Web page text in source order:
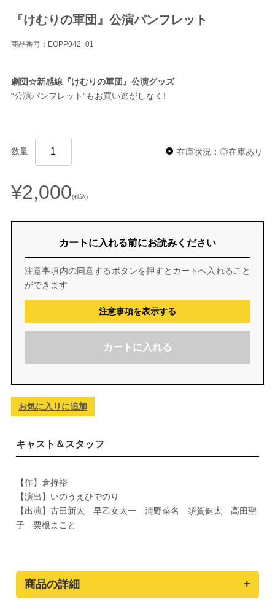
『けむりの軍団』公演パンフレット
商品番号：EOPP042_01
劇団☆新感線『けむりの軍団』公演グッズ
“公演パンフレット”もお買い逃がしなく!
数量 在庫状況：◎在庫あり
¥2,000(税込)
カートに入れる前にお読みください
注意事項内の同意するボタンを押すとカートへ入れること
ができます
注意事項を表示する
カートに入れる
お気に入りに追加
キャスト＆スタッフ
【作】倉持裕
【演出】いのうえひでのり
【出演】古田新太 早乙女太一 清野菜名 須賀健太 高田聖
子 粟根まこと
商品の詳細